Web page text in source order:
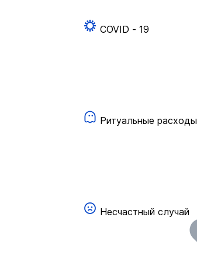
COVID - 19
Ритуальные расходы
Несчастный случай